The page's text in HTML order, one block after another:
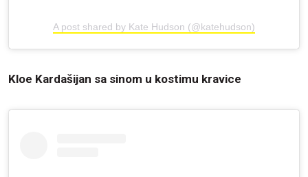
A post shared by Kate Hudson (@katehudson)
Kloe Kardašijan sa sinom u kostimu kravice